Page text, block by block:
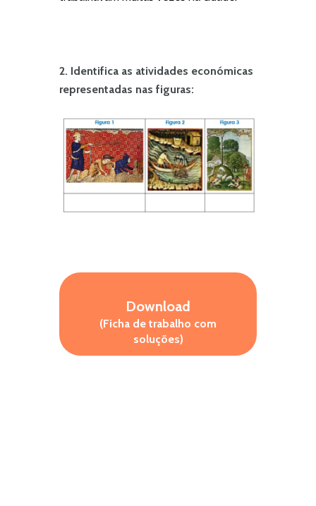
2. Identifica as atividades económicas
representadas nas figuras:
Download
(Ficha de trabalho com
soluções)